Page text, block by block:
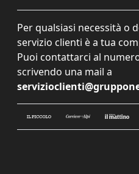
Per qualsiasi necessità o
servizio clienti è a tua
Puoi contattarci al
scrivendo una mail a